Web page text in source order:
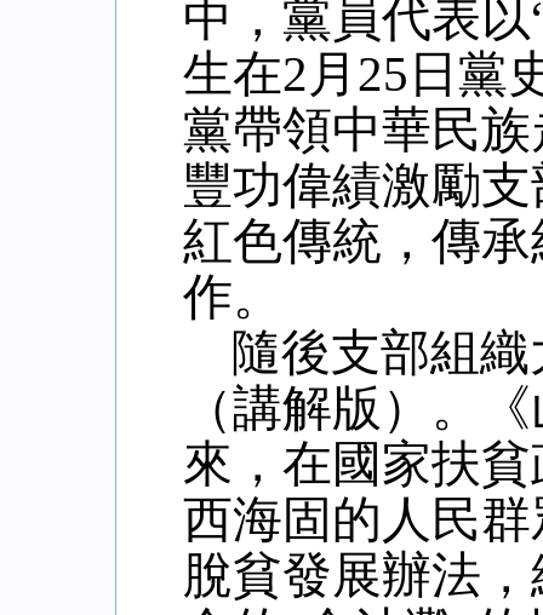
中，黨員代表
生在2月25日黨
黨帶領中華民
豐功偉績激勵
紅色傳統，傳
作。
隨後支部組
（講解版）。
來，在國家扶
西海固的人民
脫貧發展辦法